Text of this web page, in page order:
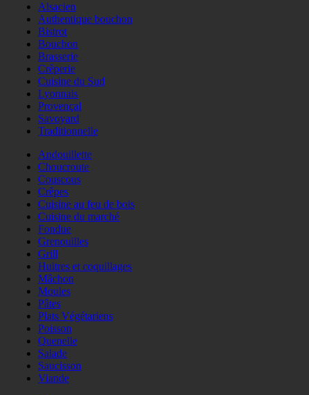
Alsacien
Authentique bouchon
Bistrot
Bouchon
Brasserie
Crêperie
Cuisine du Sud
Lyonnais
Provençal
Savoyard
Traditionnelle
Andouillette
Choucroute
Couscous
Crêpes
Cuisine au feu de bois
Cuisine du marché
Fondue
Grenouilles
Grill
Huitres et coquillages
Mâchon
Moules
Pâtes
Plats Végétariens
Poisson
Quenelle
Salade
Saucisson
Viande